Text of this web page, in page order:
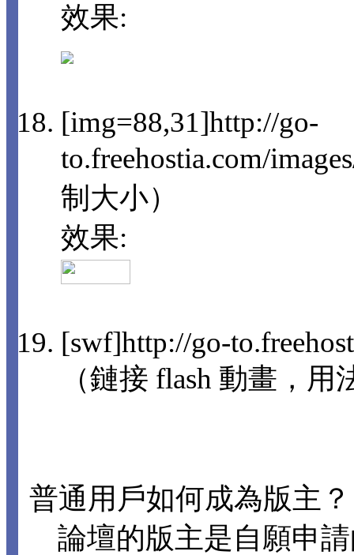
效果:
[img=88,31]http://go-
to.freehostia.com/
制大小）
效果:
[swf]http://go-
（鏈接 flash 動畫，
普通用戶如何成為版主？
論壇的版主是自願申